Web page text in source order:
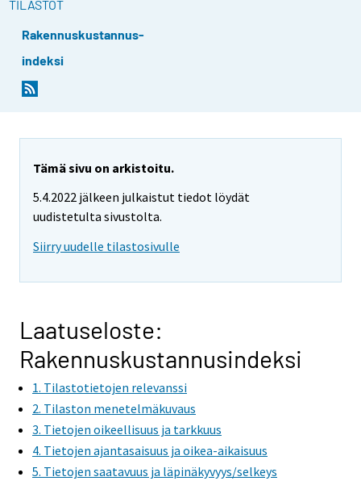
TILASTOT
Rakennuskustannus-
indeksi
Tämä sivu on arkistoitu.
5.4.2022 jälkeen julkaistut tiedot löydät
uudistetulta sivustolta.
Siirry uudelle tilastosivulle
Laatuseloste:
Rakennuskustannusindeksi
1. Tilastotietojen relevanssi
2. Tilaston menetelmäkuvaus
3. Tietojen oikeellisuus ja tarkkuus
4. Tietojen ajantasaisuus ja oikea-aikaisuus
5. Tietojen saatavuus ja läpinäkyvyys/selkeys